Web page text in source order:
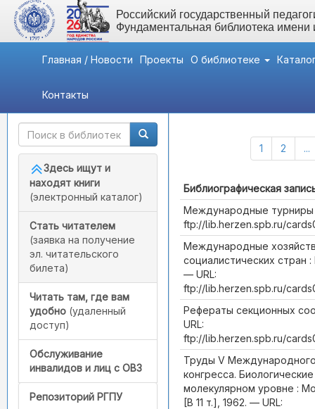
Российский государственный
Фундаментальная библиотека
Главная / Новости Проекты О библиотеке
Контакты
Быстрый доступ
Здесь ищут и
находят книги
(электронный каталог)
Стать читателем
(заявка на получение
эл. читательского
билета)
Читать там, где вам
удобно (удаленный
доступ)
Обслуживание
инвалидов и лиц с ОВЗ
Репозиторий РГПУ
1 2 ...
Библиографическая
Международные турниры
ftp://lib.herzen.spb.ru/
Международные
социалистических стран
— URL:
ftp://lib.herzen.spb.ru/
Рефераты секционных
URL:
ftp://lib.herzen.spb.ru/
Труды V
конгресса.
молекулярном уровне :
[В 11 т.], 1962. — URL: